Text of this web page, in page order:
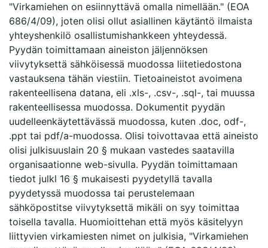
"Virkamiehen on esiinnyttävä omalla nimellään." (EOA
686/4/09), joten olisi ollut asiallinen käytäntö ilmaista
yhteyshenkilö osallistumishankkeen yhteydessä.
Pyydän toimittamaan aineiston jäljennöksen
viivytyksettä sähköisessä muodossa liitetiedostona
vastauksena tähän viestiin. Tietoaineistot avoimena
rakenteellisena datana, eli .xls-, .csv-, .sql-, tai muussa
rakenteellisessa muodossa. Dokumentit pyydän
uudelleenkäytettävässä muodossa, kuten .doc, odf-,
.ppt tai pdf/a-muodossa. Olisi toivottavaa että aineisto
olisi julkisuuslain 20 § mukaan vastedes saatavilla
organisaationne web-sivulla. Pyydän toimittamaan
tiedot julkl 16 § mukaisesti pyydetyllä tavalla
pyydetyssä muodossa tai perustelemaan
sähköpostitse viivytyksettä mikäli on syy toimittaa
toisella tavalla. Huomioittehan että myös käsitelyyn
liittyvien virkamiesten nimet on julkisia, "Virkamiehen